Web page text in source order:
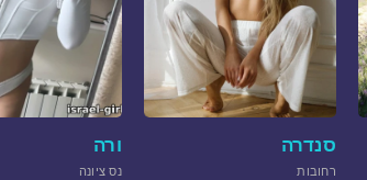
ורה
נס ציונה
סנדרה
רחובות